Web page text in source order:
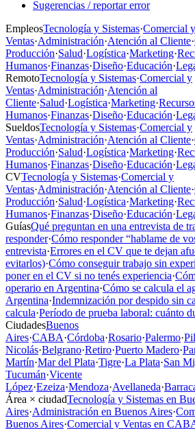
Sugerencias / reportar error
EmpleosTecnología y Sistemas·Comercial y
Ventas·Administración·Atención al Cliente·
Producción·Salud·Logística·Marketing·
Humanos·Finanzas·Diseño·Educación·
RemotoTecnología y Sistemas·Comercial y
Ventas·Administración·Atención al
Cliente·Salud·Logística·Marketing·
Humanos·Finanzas·Diseño·Educación·
SueldosTecnología y Sistemas·Comercial y
Ventas·Administración·Atención al Cliente·
Producción·Salud·Logística·Marketing·
Humanos·Finanzas·Diseño·Educación·
CVTecnología y Sistemas·Comercial y
Ventas·Administración·Atención al Cliente·
Producción·Salud·Logística·Marketing·
Humanos·Finanzas·Diseño·Educación·
GuíasQué preguntan en una entrevista de
responder·Cómo responder “hablame de
entrevista·Errores en el CV que te dejan
evitarlos)·Cómo conseguir trabajo sin
poner en el CV si no tenés experiencia·
operario en Argentina·Cómo se calcula el
Argentina·Indemnización por despido sin
calcula·Período de prueba laboral: cuánto
CiudadesBuenos
Aires·CABA·Córdoba·Rosario·Palermo·
Nicolás·Belgrano·Retiro·Puerto Madero·
Martín·Mar del Plata·Tigre·La Plata·San
Tucumán·Vicente
López·Ezeiza·Mendoza·Avellaneda·
Área × ciudadTecnología y Sistemas en
Aires·Administración en Buenos Aires·
Buenos Aires·Comercial y Ventas en